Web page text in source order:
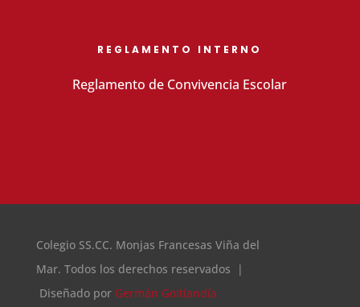
REGLAMENTO INTERNO
Reglamento de Convivencia Escolar
Colegio SS.CC. Monjas Francesas Viña del
Mar. Todos los derechos reservados |
Diseñado por Germán Goitiandía